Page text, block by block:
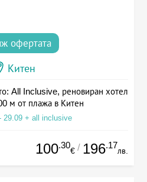
офертата
Китен
All Inclusive, реновиран хотел
м от плажа в Китен
29.09 + all inclusive
100.30
€ / 196.17
лв.